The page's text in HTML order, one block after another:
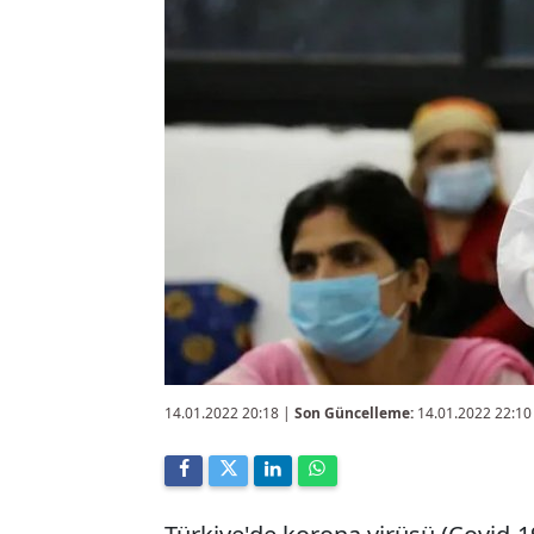
14.01.2022 20:18 | Son Güncelleme: 14.01.2022 22:10